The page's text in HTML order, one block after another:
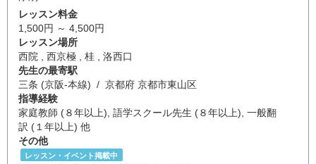
レッスン料金
1,500円 ～ 4,500円
レッスン場所
西院 , 西京極 , 桂 , 洛西口
先生の最寄駅
三条 (京阪-本線) / 京都府 京都市東山区
指導経験
家庭教師 (８年以上), 語学スクール先生 (８年以上), 一般翻
訳 (１年以上) 他
その他
レッスン・イベント掲載中